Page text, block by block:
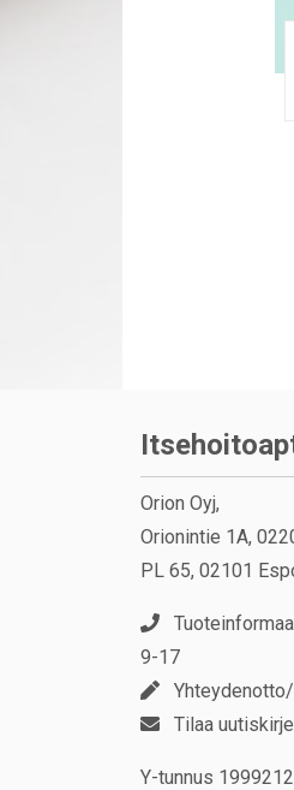
Orion Oyj,
Orionintie 1A,
PL 65, 02101
9-17
Tilaa uutiskirje
Y-tunnus